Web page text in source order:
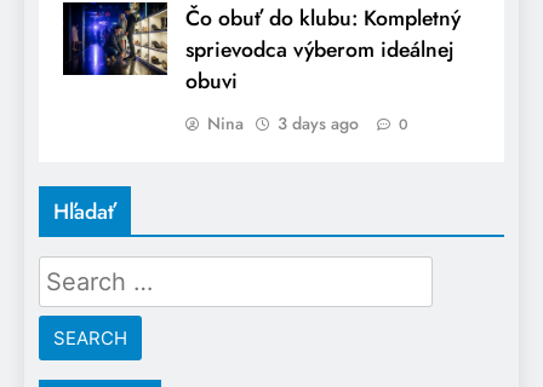
Čo obuť do klubu: Kompletný
sprievodca výberom ideálnej
obuvi
Nina 3 days ago 0
Hľadať
Search
for: